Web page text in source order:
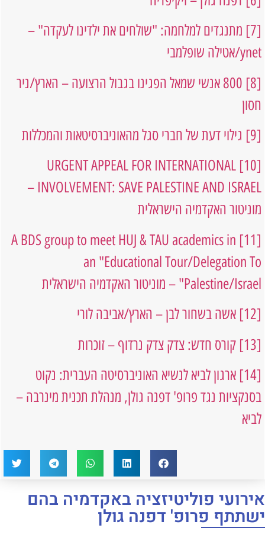
[7]
מתנגדים למלחמה: "שולחים את ילדינו לעקדה" –
ynet/אטילה שופלמבי
[8]
800 אנשי שמאל הפגינו בגבול הרצועה – הארץ/ניר
חסון
[9]
גילוי דעת של חברי סגל מהאוניברסיטאות והמכללות
[10]
URGENT APPEAL FOR INTERNATIONAL
INVOLVEMENT: SAVE PALESTINE AND ISRAEL –
מוניטור האקדמיה הישראלית
[11]
A BDS group to meet HUJ & TAU academics in
an "Educational Tour/Delegation To
Palestine/Israel" – מוניטור האקדמיה הישראלית
[12]
אשה בשחור לבן – הארץ/אביבה לורי
[13]
קורס חדש: צדק צדק נרדוף – זוכרות
[14]
ארגון לביא לנשיא האוניברסיטה העברית: נקוט
בסנקציות נגד פרופ' דפנה גולן, מנהלת תכנית מינרבה –
לביא
אירועי פוליטיזציה באקדמיה בהם
ישתתף פרופ' דפנה גולן